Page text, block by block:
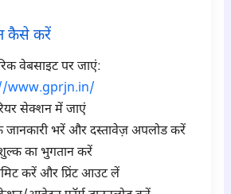
कैसे करें
वेबसाइट पर जाएं:
www.gprjn.in/
सेक्शन में जाएं
भरें और दस्तावेज़ अपलोड करें
का भुगतान करें
करें और प्रिंट आउट लें